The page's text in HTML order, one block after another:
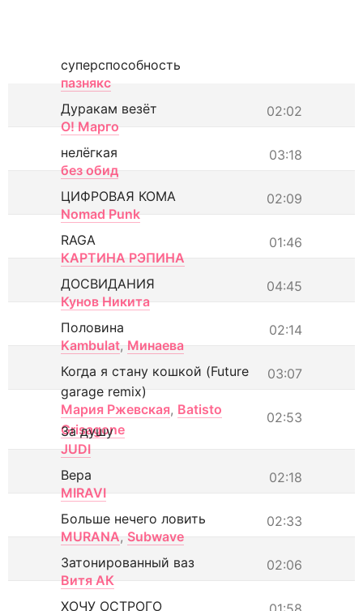
суперспособность
пазнякс
02:02
Дуракам везёт
О! Марго
03:18
нелёгкая
без обид
02:09
ЦИФРОВАЯ КОМА
Nomad Punk
01:46
RAGA
КАРТИНА РЭПИНА
04:45
ДОСВИДАНИЯ
Кунов Никита
02:14
Половина
Kambulat, Минаева
03:07
Когда я стану кошкой (Future
garage remix)
Мария Ржевская, Batisto
Grisagone
02:53
За душу
JUDI
02:18
Вера
MIRAVI
02:33
Больше нечего ловить
MURANA, Subwave
02:06
Затонированный ваз
Витя АК
ХОЧУ ОСТРОГО